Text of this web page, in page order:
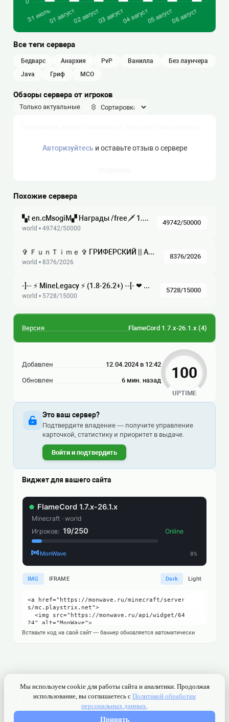
Все теги сервера
бедварс анархия PvP ванилла
без лаунчера
java
гриф МСО
Обзоры сервера от игроков
Только актуальные
Авторизуйтесьи оставьте отзыв о сервере
Похожие сервера
▚t en.cMsogiM▞ Награды /free🗡 1.8-26.2 ▞▚ ⁂ СурвГрифМини-ИгрыRolePlayАнархияMSO RPG, , , , ,
world • 49742/50000
49742/50000
✞ ＦｕｎＴｉｍｅ ✞ ГРИФЕРСКИЙ || АНАРХИЯ || ХАРДКОР ☆ 1.21 — 1.16.5 ☆ Глобальное обновление, ВАЙП!
world • 8376/2026
8376/2026
-]-- ⚡ MineLegacy ⚡ (1.8-26.2+) --[- ❤ Выживание ▪ BedWars ▪ Анархия ▪ Скайблок
world • 5728/15000
5728/15000
Версия FlameCord 1.7.x-26.1.x (4)
Добавлен 12.04.2024 в 12:42
Обновлен 6 мин. назад 100
UPTIME
Это ваш сервер?
Подтвердите владение — получите управление
карточкой, статистику и приоритет в выдаче.
Войти и подтвердить
Виджет для вашего сайта
IMG IFRAME Dark Light
Вставьте код на свой сайт — баннер обновляется автоматически